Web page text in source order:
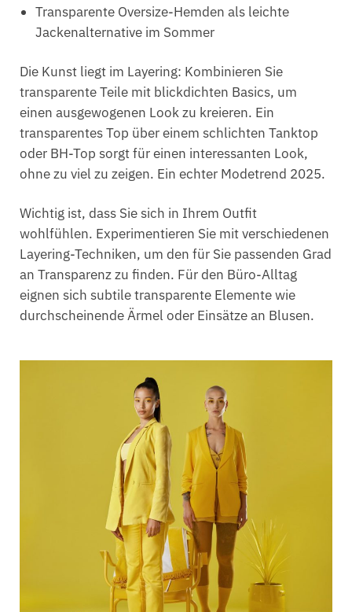
Transparente Oversize-Hemden als leichte
Jackenalternative im Sommer
Die Kunst liegt im Layering: Kombinieren Sie
transparente Teile mit blickdichten Basics, um
einen ausgewogenen Look zu kreieren. Ein
transparentes Top über einem schlichten Tanktop
oder BH-Top sorgt für einen interessanten Look,
ohne zu viel zu zeigen. Ein echter Modetrend 2025.
Wichtig ist, dass Sie sich in Ihrem Outfit
wohlfühlen. Experimentieren Sie mit verschiedenen
Layering-Techniken, um den für Sie passenden Grad
an Transparenz zu finden. Für den Büro-Alltag
eignen sich subtile transparente Elemente wie
durchscheinende Ärmel oder Einsätze an Blusen.